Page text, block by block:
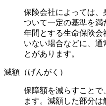
保険会社によっては、
ついて一定の基準を満
年間とする生命保険会
いない場合などに、通
とがあります。
滅額（げんがく）
保障額を減らすことで
ます。減額した部分